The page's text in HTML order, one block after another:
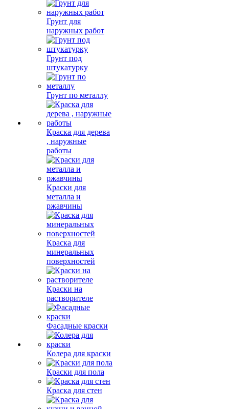
Грунт для
наружных работ
Грунт под
штукатурку
Грунт по металлу
Краска для дерева
, наружные
работы
Краски для
металла и
ржавчины
Краска для
минеральных
поверхностей
Краски на
растворителе
Фасадные краски
Колера для краски
Краски для пола
Краска для стен